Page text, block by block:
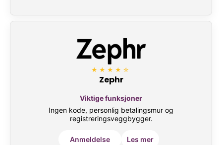
★★★★☆
Zephr
Viktige funksjoner
Ingen kode, personlig betalingsmur og
registreringsveggbygger.
Anmeldelse Les mer